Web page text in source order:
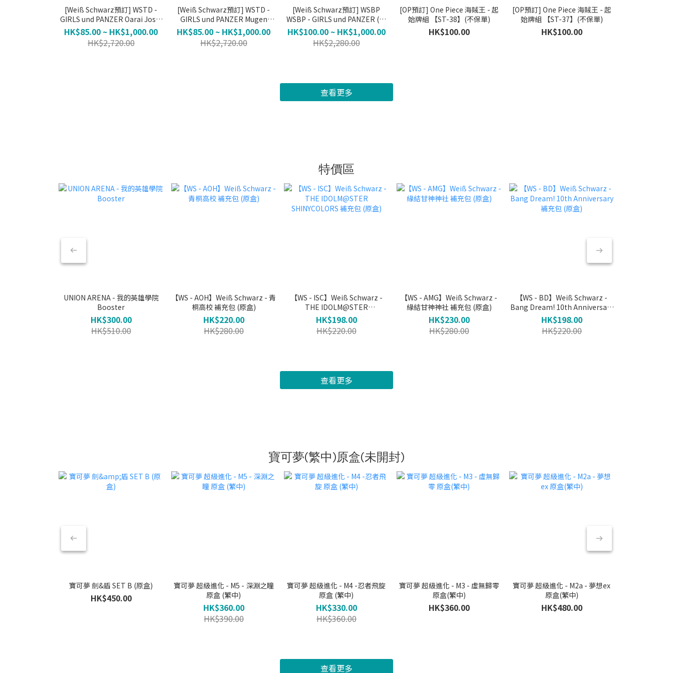
[Weiß Schwarz預訂] WSTD -
GIRLS und PANZER Oarai Joshi
Gakuen (不保單)
HK$85.00 ~ HK$1,000.00
HK$2,720.00
[Weiß Schwarz預訂] WSTD -
GIRLS und PANZER Mugen
Kidohai (不保單)
HK$85.00 ~ HK$1,000.00
HK$2,720.00
[Weiß Schwarz預訂] WSBP
WSBP - GIRLS und PANZER (不
保單)
HK$100.00 ~ HK$1,000.00
HK$2,280.00
[OP預訂] One Piece 海賊王 - 起
始牌組 【ST-38】(不保單)
HK$100.00
[OP預訂] One Piece 海賊王 - 起
始牌組 【ST-37】(不保單)
HK$100.00
查看更多
特價區
UNION ARENA - 我的英雄學院
Booster
HK$300.00
HK$510.00
【WS - AOH】Weiß Schwarz - 青
桐高校 補充包 (原盒)
HK$220.00
HK$280.00
【WS - ISC】Weiß Schwarz -
THE IDOLM@STER
SHINYCOLORS 補充包 (原盒)
HK$198.00
HK$220.00
【WS - AMG】Weiß Schwarz -
緣結甘神神社 補充包 (原盒)
HK$230.00
HK$280.00
【WS - BD】Weiß Schwarz -
Bang Dream! 10th Anniversary
補充包 (原盒)
HK$198.00
HK$220.00
查看更多
寶可夢(繁中)原盒(未開封)
寶可夢 劍&盾 SET B (原盒)
HK$450.00
寶可夢 超級進化 - M5 - 深淵之瞳
原盒 (繁中)
HK$360.00
HK$390.00
寶可夢 超級進化 - M4 -忍者飛旋
原盒 (繁中)
HK$330.00
HK$360.00
寶可夢 超級進化 - M3 - 虛無歸零
原盒(繁中)
HK$360.00
寶可夢 超級進化 - M2a - 夢想ex
原盒(繁中)
HK$480.00
查看更多